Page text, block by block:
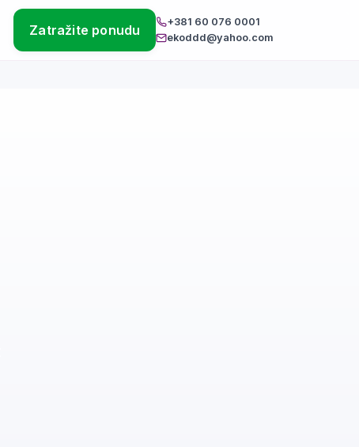
Zatražite ponudu
+381 60 076 0001
ekoddd@yahoo.com